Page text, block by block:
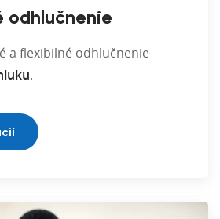
odhlučnenie
a flexibilné odhlučnenie
.